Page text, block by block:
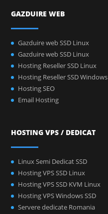
GAZDUIRE WEB
Gazduire web SSD Linux
Gazduire web SSD Linux
Hosting Reseller SSD Linux
Hosting Reseller SSD Windows
Hosting SEO
Email Hosting
HOSTING VPS / DEDICAT
Linux Semi Dedicat SSD
Hosting VPS SSD Linux
Hosting VPS SSD KVM Linux
Hosting VPS Windows SSD
Servere dedicate Romania